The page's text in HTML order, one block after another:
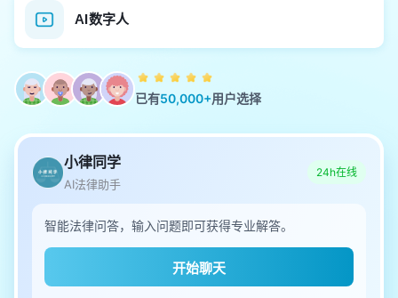
AI数字人
已有50,000+用户选择
小律同学
AI法律助手
24h在线
智能法律问答，输入问题即可获得专业解答。
开始聊天